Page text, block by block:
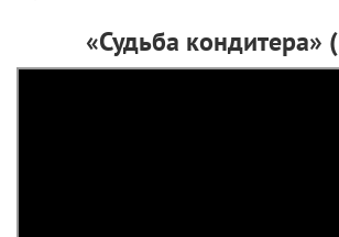
«Судьба кондитера»